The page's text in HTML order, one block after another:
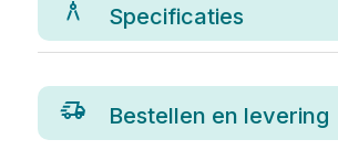
Specificaties
Bestellen en levering